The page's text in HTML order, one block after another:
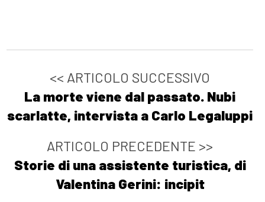
<< ARTICOLO SUCCESSIVO
La morte viene dal passato. Nubi
scarlatte, intervista a Carlo Legaluppi
ARTICOLO PRECEDENTE >>
Storie di una assistente turistica, di
Valentina Gerini: incipit